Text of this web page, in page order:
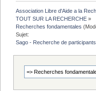
Association Libre d'Aide a la
TOUT SUR LA RECHERCHE »
Recherches fondamentales
Sujet:
Sago - Recherche de